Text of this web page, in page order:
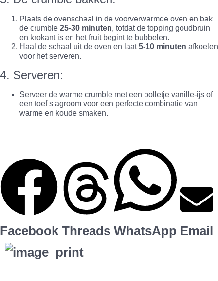
Plaats de ovenschaal in de voorverwarmde oven en bak
de crumble 25-30 minuten, totdat de topping goudbruin
en krokant is en het fruit begint te bubbelen.
Haal de schaal uit de oven en laat5-10 minuten afkoelen
voor het serveren.
4. Serveren:
Serveer de warme crumble met een bolletje vanille-ijs of
een toef slagroom voor een perfecte combinatie van
warme en koude smaken.
Facebook Threads WhatsApp Email